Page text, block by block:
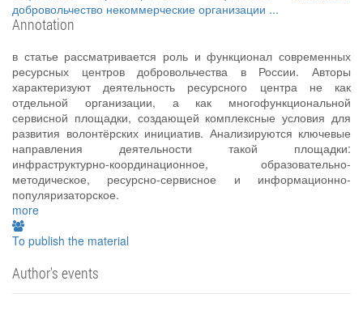
добровольчество некоммерческие организации ...
Annotation
в статье рассматривается роль и функционал современных
ресурсных центров добровольчества в России. Авторы
характеризуют деятельность ресурсного центра не как
отдельной организации, а как многофункциональной
сервисной площадки, создающей комплексные условия для
развития волонтёрских инициатив. Анализируются ключевые
направления деятельности такой площадки:
инфраструктурно-координационное, образовательно-
методическое, ресурсно-сервисное и информационно-
популяризаторское.
more
To publish the material
Author's events